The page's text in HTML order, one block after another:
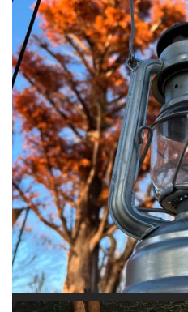
#焚火 #ソロキャン #グルキャン #ブ